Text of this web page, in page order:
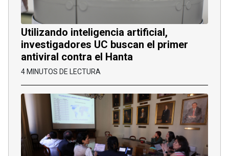
Utilizando inteligencia artificial,
investigadores UC buscan el primer
antiviral contra el Hanta
4 MINUTOS DE LECTURA